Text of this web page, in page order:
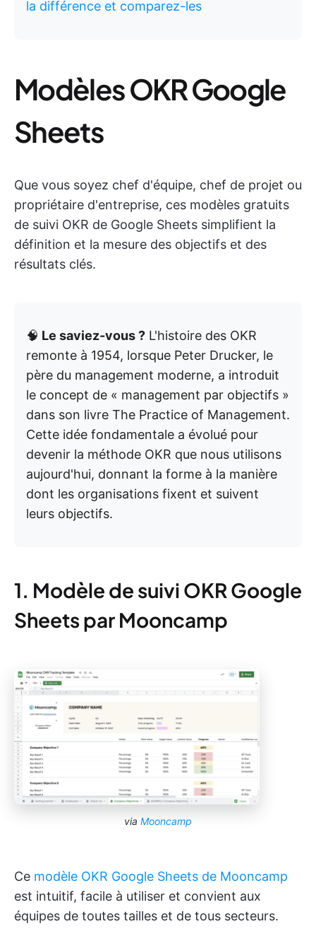
la différence et comparez-les
Modèles OKR Google
Sheets
Que vous soyez chef d'équipe, chef de projet ou
propriétaire d'entreprise, ces modèles gratuits
de suivi OKR de Google Sheets simplifient la
définition et la mesure des objectifs et des
résultats clés.
🧠 Le saviez-vous ? L'histoire des OKR
remonte à 1954, lorsque Peter Drucker, le
père du management moderne, a introduit
le concept de « management par objectifs »
dans son livre The Practice of Management.
Cette idée fondamentale a évolué pour
devenir la méthode OKR que nous utilisons
aujourd'hui, donnant la forme à la manière
dont les organisations fixent et suivent
leurs objectifs.
1. Modèle de suivi OKR Google
Sheets par Mooncamp
via Mooncamp
Ce modèle OKR Google Sheets de Mooncamp
est intuitif, facile à utiliser et convient aux
équipes de toutes tailles et de tous secteurs.